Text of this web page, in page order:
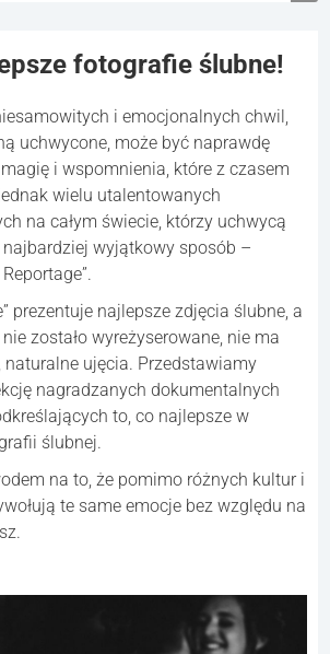
fotografie ślubne!
i emocjonalnych chwil,
uchwycone, może być naprawdę
i wspomnienia, które z czasem
wielu utalentowanych
na całym świecie, którzy uchwycą
najbardziej wyjątkowy sposób –
prezentuje najlepsze zdjęcia ślubne, a
zostało wyreżyserowane, nie ma
naturalne ujęcia. Przedstawiamy
nagradzanych dokumentalnych
to, co najlepsze w
ślubnej.
na to, że pomimo różnych kultur i
te same emocje bez względu na